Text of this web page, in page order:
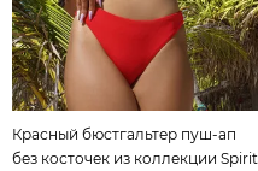
Красный бюстгальтер пуш-ап
без косточек из коллекции Spirit